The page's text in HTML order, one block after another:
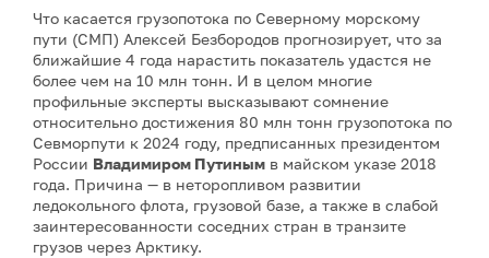
Что касается грузопотока по Северному морскому
пути (СМП) Алексей Безбородов прогнозирует, что за
ближайшие 4 года нарастить показатель удастся не
более чем на 10 млн тонн. И в целом многие
профильные эксперты высказывают сомнение
относительно достижения 80 млн тонн грузопотока по
Севморпути к 2024 году, предписанных президентом
России Владимиром Путиным в майском указе 2018
года. Причина — в неторопливом развитии
ледокольного флота, грузовой базе, а также в слабой
заинтересованности соседних стран в транзите
грузов через Арктику.